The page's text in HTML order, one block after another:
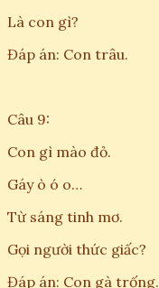
Là con gì?
Đáp án: Con trâu.
Câu 9:
Con gì mào đỏ.
Gáy ò ó o…
Từ sáng tinh mơ.
Gọi người thức giấc?
Đáp án: Con gà trống.